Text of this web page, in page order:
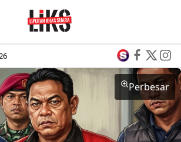
Perbesar